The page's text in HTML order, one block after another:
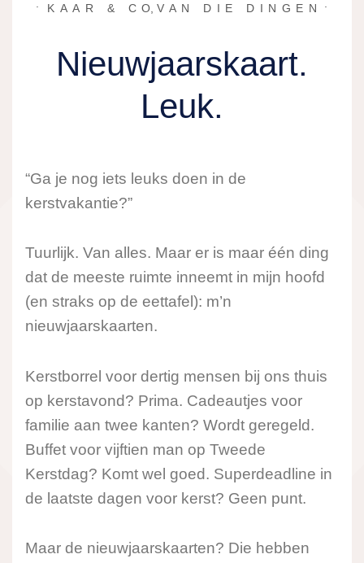
KAAR & CO ,VAN DIE DINGEN
Nieuwjaarskaart.
Leuk.
“Ga je nog iets leuks doen in de
kerstvakantie?”
Tuurlijk. Van alles. Maar er is maar één ding
dat de meeste ruimte inneemt in mijn hoofd
(en straks op de eettafel): m’n
nieuwjaarskaarten.
Kerstborrel voor dertig mensen bij ons thuis
op kerstavond? Prima. Cadeautjes voor
familie aan twee kanten? Wordt geregeld.
Buffet voor vijftien man op Tweede
Kerstdag? Komt wel goed. Superdeadline in
de laatste dagen voor kerst? Geen punt.
Maar de nieuwjaarskaarten? Die hebben